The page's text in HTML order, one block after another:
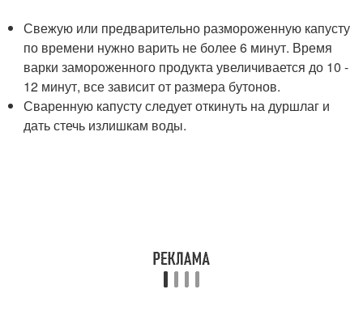
Свежую или предварительно размороженную капусту
по времени нужно варить не более 6 минут. Время
варки замороженного продукта увеличивается до 10 -
12 минут, все зависит от размера бутонов.
Сваренную капусту следует откинуть на дуршлаг и
дать стечь излишкам воды.